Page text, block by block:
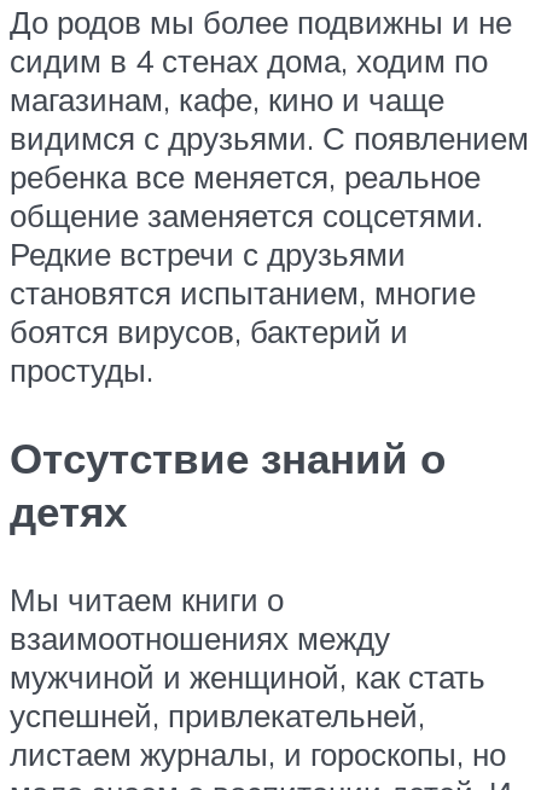
До родов мы более подвижны и не
сидим в 4 стенах дома, ходим по
магазинам, кафе, кино и чаще
видимся с друзьями. С появлением
ребенка все меняется, реальное
общение заменяется соцсетями.
Редкие встречи с друзьями
становятся испытанием, многие
боятся вирусов, бактерий и
простуды.
Отсутствие знаний о
детях
Мы читаем книги о
взаимоотношениях между
мужчиной и женщиной, как стать
успешней, привлекательней,
листаем журналы, и гороскопы, но